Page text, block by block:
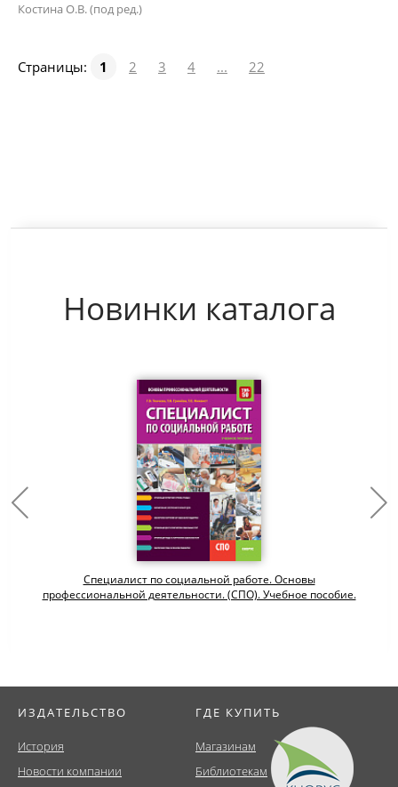
Костина О.В. (под ред.)
Страницы: 1 2 3 4 ... 22
Новинки каталога
Специалист по социальной работе. Основы
профессиональной деятельности. (СПО). Учебное пособие.
ИЗДАТЕЛЬСТВО
История
Новости компании
ГДЕ КУПИТЬ
Магазинам
Библиотекам